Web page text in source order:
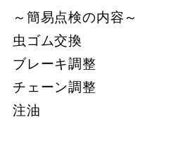
～簡易点検の内容～
虫ゴム交換
ブレーキ調整
チェーン調整
注油